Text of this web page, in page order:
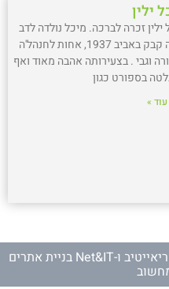
ילין
ילין זכרה לברכה. מיכל נולדה לדב
ולאה קבק באביב 1937, אחות לחנהל'ה
וגבי . בצעירותה אהבה מאוד ואף
בספורט כגון
»
ו- Net&IT בניית אתרים